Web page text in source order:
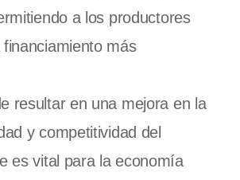
a los productores
más
resultar en una mejora en la
y competitividad del
es vital para la economía